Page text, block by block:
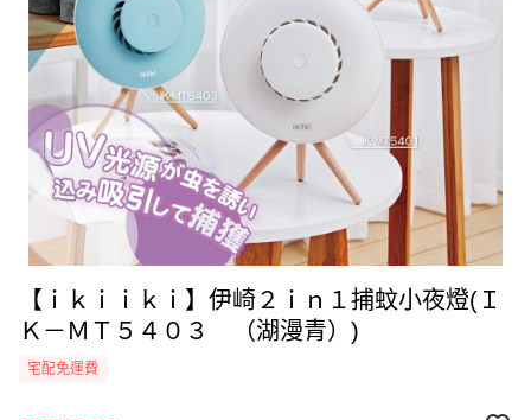
【ｉｋｉｉｋｉ】伊崎２ｉｎ１捕蚊小夜燈(Ｉ
Ｋ－ＭＴ５４０３ （湖漫青）)
宅配免運費